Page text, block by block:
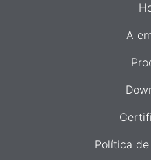
A
Política